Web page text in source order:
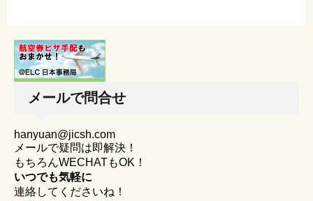
メールで問合せ
hanyuan@jicsh.com
メールで疑問は即解決！
もちろんWECHATもOK！
いつでも気軽に
連絡してくださいね！